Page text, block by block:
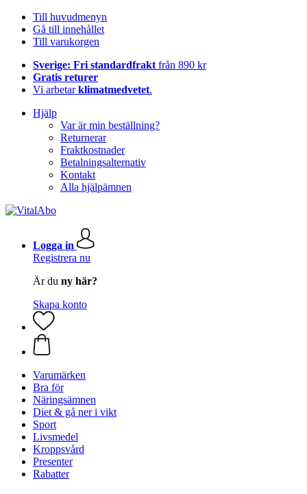
Till huvudmenyn
Gå till innehållet
Till varukorgen
Sverige: Fri standardfrakt från 890 kr
Gratis returer
Vi arbetarklimatmedvetet.
Hjälp
Var är min beställning?
Returnerar
Fraktkostnader
Betalningsalternativ
Kontakt
Alla hjälpämnen
Logga in
Registrera nu
Är du ny här?
Skapa konto
Varumärken
Bra för
Näringsämnen
Diet & gå ner i vikt
Sport
Livsmedel
Kroppsvård
Presenter
Rabatter